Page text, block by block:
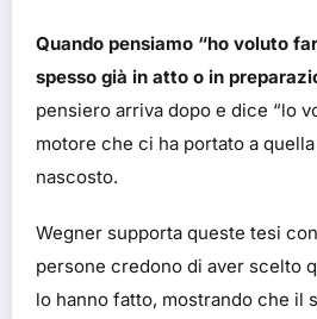
Quando pensiamo “ho voluto
spesso già in atto o in
pensiero arriva dopo e dice “lo
motore che ci ha portato a
nascosto.
Wegner supporta queste tesi
persone credono di aver scelto
lo hanno fatto, mostrando che il